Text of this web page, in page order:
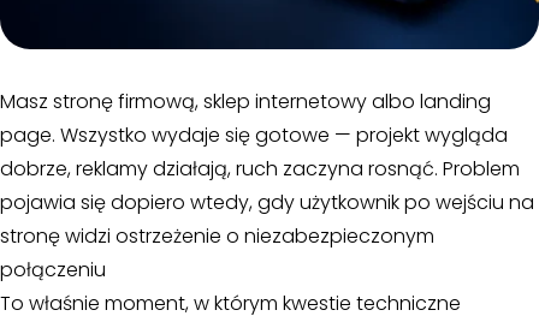
Masz stronę firmową, sklep internetowy albo landing
page. Wszystko wydaje się gotowe — projekt wygląda
dobrze, reklamy działają, ruch zaczyna rosnąć. Problem
pojawia się dopiero wtedy, gdy użytkownik po wejściu na
stronę widzi ostrzeżenie o niezabezpieczonym
połączeniu
To właśnie moment, w którym kwestie techniczne